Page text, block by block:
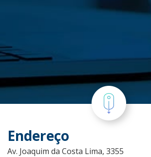
Endereço
Av. Joaquim da Costa Lima, 3355